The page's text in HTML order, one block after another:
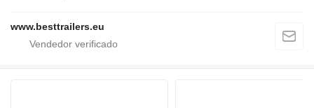
www.besttrailers.eu